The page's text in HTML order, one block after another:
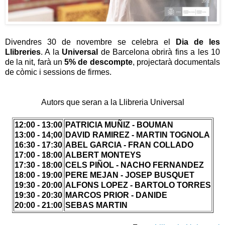
Divendres 30 de novembre se celebra el
Dia de les
Llibreries. A la Universal de Barcelona obrirà fins a les 10
de la nit, farà un5% de descompte, projectarà documentals
de còmic i sessions de firmes.
Autors que seran a la Llibreria Universal
12:00 - 13:00
13:00 - 14;00
16:30 - 17:30
17:00 - 18:00
17:30 - 18:00
18:00 - 19:00
19:30 - 20:00
19:30 - 20:30
20:00 - 21:00
PATRICIA MUÑIZ - BOUMAN
DAVID RAMIREZ - MARTIN TOGNOLA
ABEL GARCIA - FRAN COLLADO
ALBERT MONTEYS
CELS PIÑOL - NACHO FERNANDEZ
PERE MEJAN - JOSEP BUSQUET
ALFONS LOPEZ - BARTOLO TORRES
MARCOS PRIOR - DANIDE
SEBAS MARTIN